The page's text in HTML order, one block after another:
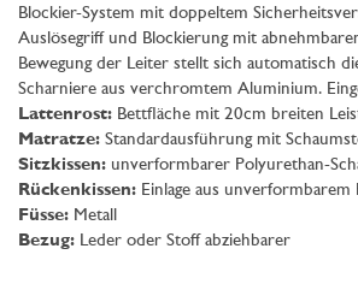
Blockier-System mit doppeltem
Auslösegriff und Blockierung mit
Bewegung der Leiter stellt sich automatisch
Scharniere aus verchromtem Aluminium.
Lattenrost: Bettfläche mit 20cm breiten
Matratze: Standardausführung mit
Sitzkissen: unverformbarer Polyurethan-
Rückenkissen: Einlage aus unverformbarem
Füsse: Metall
Bezug: Leder oder Stoff abziehbarer